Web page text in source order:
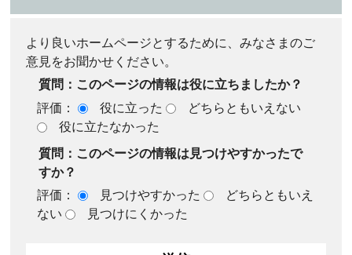
より良いホームページとするために、みなさまのご
意見をお聞かせください。
質問：このページの情報は役に立ちましたか？
評価：
役に立った
どちらともいえない
役に立たなかった
質問：このページの情報は見つけやすかったで
すか？
評価：
見つけやすかった
どちらともいえ
ない
見つけにくかった